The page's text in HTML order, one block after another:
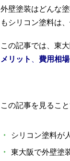
外壁塗装はどんな
もシリコン塗料は
この記事では、東
メリット
費用相場
この記事を見るこ
・ シリコン塗料が
・ 東大阪で外壁塗